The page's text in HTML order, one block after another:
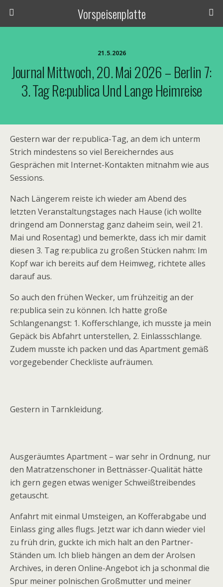
Vorspeisenplatte
21.5.2026
Journal Mittwoch, 20. Mai 2026 – Berlin 7:
3. Tag Re:publica Und Lange Heimreise
Gestern war der re:publica-Tag, an dem ich unterm
Strich mindestens so viel Bereicherndes aus
Gesprächen mit Internet-Kontakten mitnahm wie aus
Sessions.
Nach Längerem reiste ich wieder am Abend des
letzten Veranstaltungstages nach Hause (ich wollte
dringend am Donnerstag ganz daheim sein, weil 21.
Mai und Rosentag) und bemerkte, dass ich mir damit
diesen 3. Tag re:publica zu großen Stücken nahm: Im
Kopf war ich bereits auf dem Heimweg, richtete alles
darauf aus.
So auch den frühen Wecker, um frühzeitig an der
re:publica sein zu können. Ich hatte große
Schlangenangst: 1. Kofferschlange, ich musste ja mein
Gepäck bis Abfahrt unterstellen, 2. Einlassschlange.
Zudem musste ich packen und das Apartment gemäß
vorgegebender Checkliste aufräumen.
Gestern in Tarnkleidung.
Ausgeräumtes Apartment – war sehr in Ordnung, nur
den Matratzenschoner in Bettnässer-Qualität hätte
ich gern gegen etwas weniger Schweißtreibendes
getauscht.
Anfahrt mit einmal Umsteigen, an Kofferabgabe und
Einlass ging alles flugs. Jetzt war ich dann wieder viel
zu früh drin, guckte ich mich halt an den Partner-
Ständen um. Ich blieb hängen an dem der Arolsen
Archives, in deren Online-Angebot ich ja schonmal die
Spur meiner polnischen Großmutter und meiner